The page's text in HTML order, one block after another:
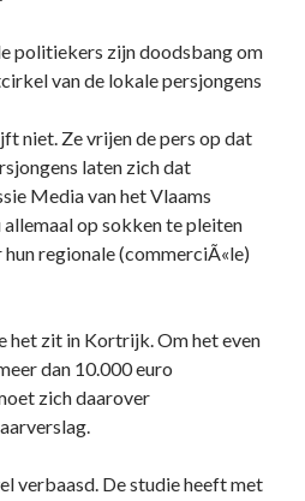
politiekers zijn doodsbang om
van de lokale persjongens
niet. Ze vrijen de pers op dat
laten zich dat
Media van het Vlaams
op sokken te pleiten
regionale (commerciÃ«le)
het zit in Kortrijk. Om het even
dan 10.000 euro
zich daarover
verbaasd. De studie heeft met